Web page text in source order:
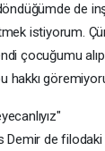
de
istiyorum.
çocuğumu
hakkı
Demir de